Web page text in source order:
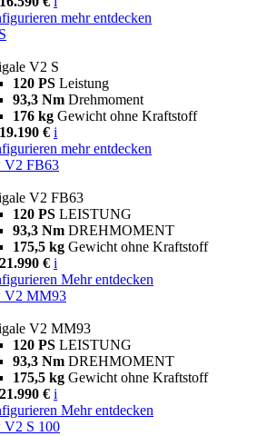
mehr entdecken
V2 S
120 PS Leistung
93,3 Nm Drehmoment
176 kg Gewicht ohne Kraftstoff
€ i
mehr entdecken
V2 FB63
V2 FB63
120 PS LEISTUNG
93,3 Nm DREHMOMENT
175,5 kg Gewicht ohne Kraftstoff
€ i
Mehr entdecken
V2 MM93
V2 MM93
120 PS LEISTUNG
93,3 Nm DREHMOMENT
175,5 kg Gewicht ohne Kraftstoff
€ i
Mehr entdecken
V2 S 100